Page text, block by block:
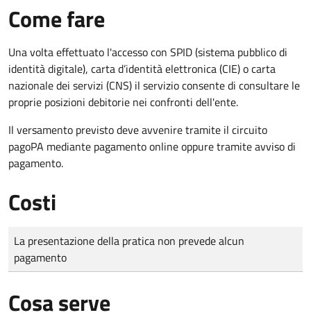
Come fare
Una volta effettuato l'accesso con SPID (sistema pubblico di
identità digitale), carta d’identità elettronica (CIE) o carta
nazionale dei servizi (CNS) il servizio consente di consultare le
proprie posizioni debitorie nei confronti dell'ente.
Il versamento previsto deve avvenire tramite il circuito
pagoPA mediante pagamento online oppure tramite avviso di
pagamento.
Costi
Tipo di pagamento
Importo
La presentazione della pratica non prevede alcun
pagamento
Cosa serve